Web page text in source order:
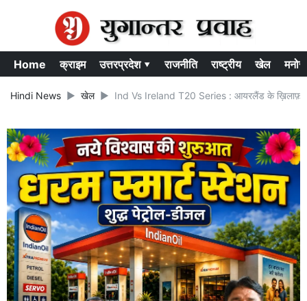
Home क्राइम उत्तरप्रदेश ▾ राजनीति राष्ट्रीय खेल
Hindi News खेल Ind Vs Ireland T20 Series : आयरलैंड के ख़िलाफ़ होने